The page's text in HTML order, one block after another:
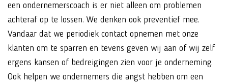
een ondernemerscoach is er niet alleen om problemen
achteraf op te lossen. We denken ook preventief mee.
Vandaar dat we periodiek contact opnemen met onze
klanten om te sparren en tevens geven wij aan of wij zelf
ergens kansen of bedreigingen zien voor je onderneming.
Ook helpen we ondernemers die angst hebben om een